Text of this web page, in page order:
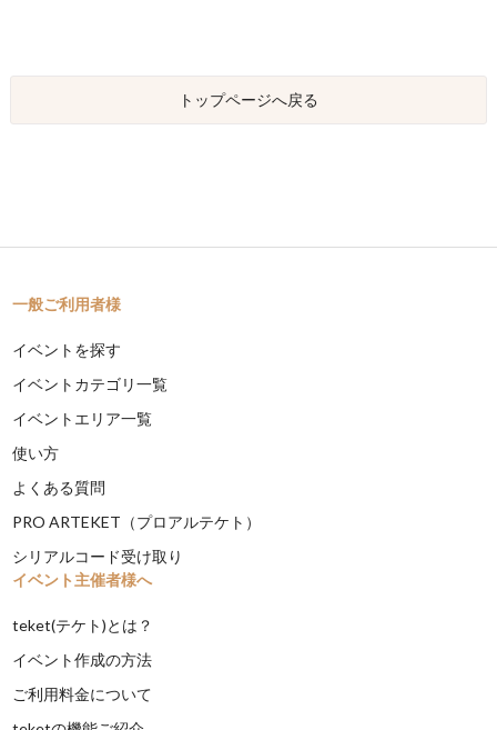
トップページへ戻る
一般ご利用者様
イベントを探す
イベントカテゴリ一覧
イベントエリア一覧
使い方
よくある質問
PRO ARTEKET（プロアルテケト）
シリアルコード受け取り
イベント主催者様へ
teket(テケト)とは？
イベント作成の方法
ご利用料金について